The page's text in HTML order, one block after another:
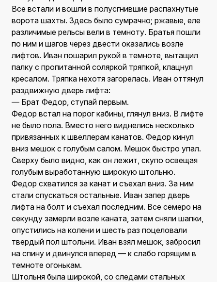
Все встали и вошли в полусгнившие распахнутые
ворота шахты. Здесь было сумрачно; ржавые, еле
различимые рельсы вели в темноту. Братья пошли
по ним и шагов через двести оказались возле
лифтов. Иван пошарил рукой в темноте, вытащил
палку с пропитанной соляркой тряпкой, клацнул
кресалом. Тряпка нехотя загорелась. Иван оттянул
раздвижную дверь лифта:
— Брат Федор, ступай первым.
Федор встал на порог кабины, глянул вниз. В лифте
не было пола. Вместо него виднелись несколько
привязанных к швеллерам канатов. Федор кинул
вниз мешок с голубым салом. Мешок быстро упал.
Сверху было видно, как он лежит, скупо освещая
голубым выработанную широкую штольню.
Федор схватился за канат и съехал вниз. За ним
стали спускаться остальные. Иван запер дверь
лифта на болт и съехал последним. Все семеро на
секунду замерли возле каната, затем сняли шапки,
опустились на колени и шесть раз поцеловали
твердый пол штольни. Иван взял мешок, забросил
на спину и двинулся вперед — к слабо горящим в
темноте огонькам.
Штольня была широкой, со следами стальных